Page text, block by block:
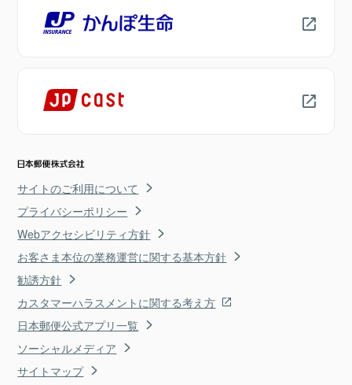
サイトのご利用について
プライバシーポリシー
Webアクセシビリティ方針
お客さま本位の業務運営に関する基本方針
勧誘方針
カスタマーハラスメントに関する考え方
日本郵便公式アプリ一覧
ソーシャルメディア
サイトマップ